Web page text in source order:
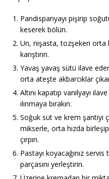
Pandispanyayı pişirip
keserek bölün.
Un, nişasta, tozşekeri orta
karıştırın.
Yavaş yavaş sütü ilave
orta ateşte akbarcıklar
Altını kapatıp vanilyayı
ılınmaya bırakın.
Soğuk süt ve krem şantiyi
mikserle, orta hızda
çırpın.
Pastayı koyacağınız
parçasını yerleştirin.